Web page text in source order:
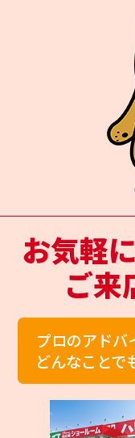
お気軽
ご来
プロのアドバ
どんなことで